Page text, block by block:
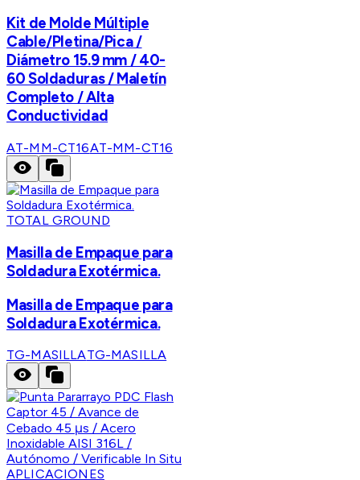
Kit de Molde Múltiple
Cable/Pletina/Pica /
Diámetro 15.9 mm / 40-
60 Soldaduras / Maletín
Completo / Alta
Conductividad
AT-MM-CT16AT-MM-CT16
TOTAL GROUND
Masilla de Empaque para
Soldadura Exotérmica.
Masilla de Empaque para
Soldadura Exotérmica.
TG-MASILLATG-MASILLA
APLICACIONES